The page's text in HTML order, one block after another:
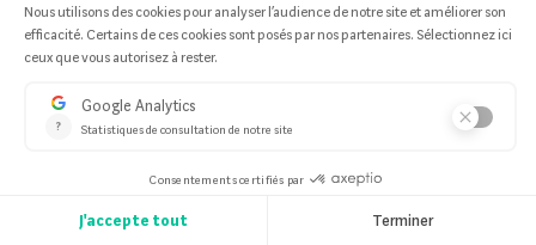
261,63 €
HP- Ordinateur portable
HP ProBook 440 G6 14”